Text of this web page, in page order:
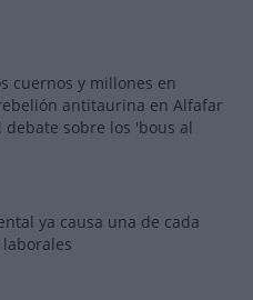
cuernos y millones en
antitaurina en Alfafar
debate sobre los 'bous al
ya causa una de cada